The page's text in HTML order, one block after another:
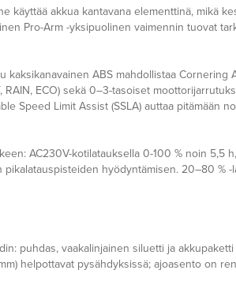
käyttää akkua kantavana elementtinä, mikä
Pro-Arm -yksipuolinen vaimennin tuovat
ABS mahdollistaa Cornering
RAIN, ECO) sekä 0–3-tasoiset
Speed Limit Assist (SSLA) auttaa pitämään
AC230V-kotilatauksella 0-100 % noin 5,5
pikalatauspisteiden hyödyntämisen. 20–80 %
puhdas, vaakalinjainen siluetti ja
helpottavat pysähdyksissä; ajoasento on